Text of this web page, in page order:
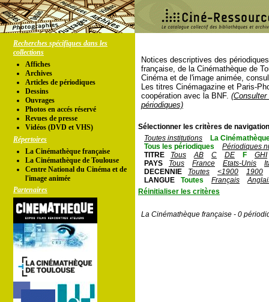
Recherches spécifiques dans les
collections
Affiches
Archives
Articles de périodiques
Dessins
Ouvrages
Photos en accés réservé
Revues de presse
Vidéos (DVD et VHS)
Répertoires
La Cinémathèque française
La Cinémathèque de Toulouse
Centre National du Cinéma et de
l'image animée
Partenaires
Notices descriptives des
française, de la Cinémathèque de
Cinéma et de l'image animée,
Les titres Cinémagazine et Paris-
coopération avec la BNF.
périodiques)
Sélectionner les critères de
Toutes institutions
La
Tous les périodiques
Périodiques
TITRE
Tous AB C DE F
GHI
PAYS
Tous France Etats-Unis
DECENNIE
Toutes <1900
1900
LANGUE
Toutes Français
Réinitialiser les critères
La Cinémathèque française - 0